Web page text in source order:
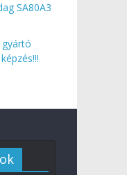
SA80A3
gyártó